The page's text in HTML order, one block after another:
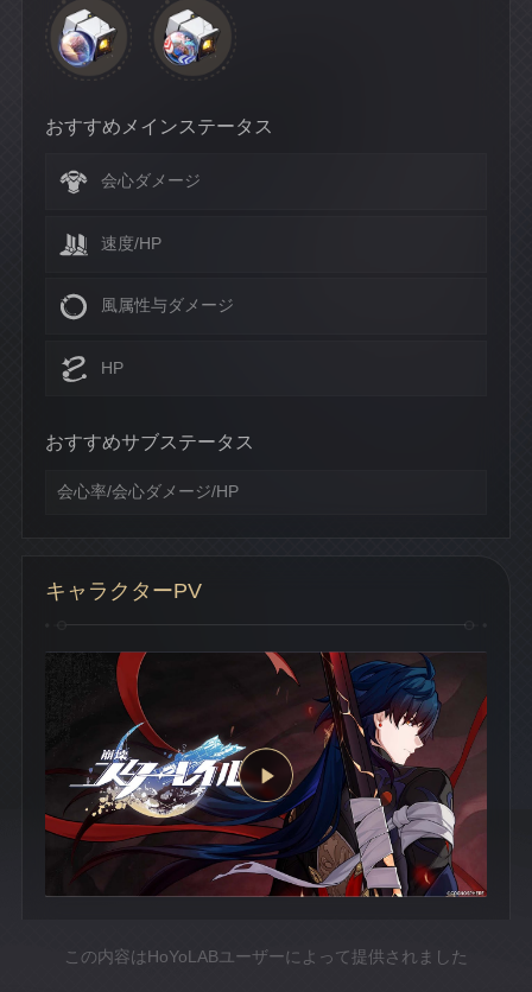
おすすめメインステータス
会心ダメージ
速度/HP
風属性与ダメージ
HP
おすすめサブステータス
会心率/会心ダメージ/HP
キャラクターPV
この内容はHoYoLABユーザーによって提供されました